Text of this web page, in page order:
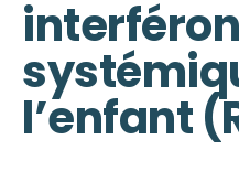
l’enfant